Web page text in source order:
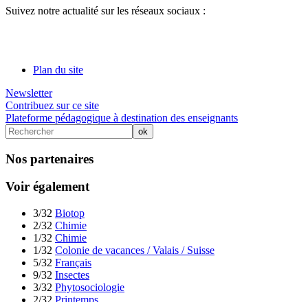
Suivez notre actualité sur les réseaux sociaux :
Plan du site
Newsletter
Contribuez sur ce site
Plateforme pédagogique à destination des enseignants
Nos partenaires
Voir également
3/32 Biotop
2/32 Chimie
1/32 Chimie
1/32 Colonie de vacances / Valais / Suisse
5/32 Français
9/32 Insectes
3/32 Phytosociologie
2/32 Printemps